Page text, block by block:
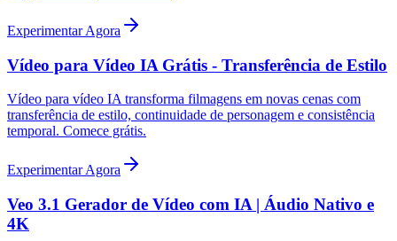
Experimentar Agora
Vídeo para Vídeo IA Grátis - Transferência de Estilo
Vídeo para vídeo IA transforma filmagens em novas cenas com
transferência de estilo, continuidade de personagem e consistência
temporal. Comece grátis.
Experimentar Agora
Veo 3.1 Gerador de Vídeo com IA | Áudio Nativo e
4K